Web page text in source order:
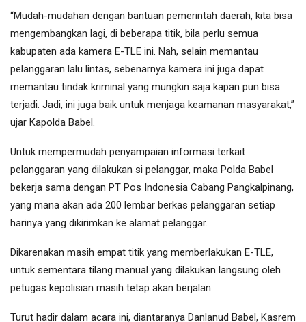
“Mudah-mudahan dengan bantuan pemerintah daerah, kita bisa
mengembangkan lagi, di beberapa titik, bila perlu semua
kabupaten ada kamera E-TLE ini. Nah, selain memantau
pelanggaran lalu lintas, sebenarnya kamera ini juga dapat
memantau tindak kriminal yang mungkin saja kapan pun bisa
terjadi. Jadi, ini juga baik untuk menjaga keamanan masyarakat,”
ujar Kapolda Babel.
Untuk mempermudah penyampaian informasi terkait
pelanggaran yang dilakukan si pelanggar, maka Polda Babel
bekerja sama dengan PT Pos Indonesia Cabang Pangkalpinang,
yang mana akan ada 200 lembar berkas pelanggaran setiap
harinya yang dikirimkan ke alamat pelanggar.
Dikarenakan masih empat titik yang memberlakukan E-TLE,
untuk sementara tilang manual yang dilakukan langsung oleh
petugas kepolisian masih tetap akan berjalan.
Turut hadir dalam acara ini, diantaranya Danlanud Babel, Kasrem